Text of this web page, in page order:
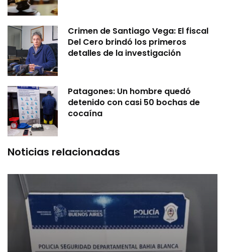
Crimen de Santiago Vega: El fiscal
Del Cero brindó los primeros
detalles de la investigación
Patagones: Un hombre quedó
detenido con casi 50 bochas de
cocaína
Noticias relacionadas